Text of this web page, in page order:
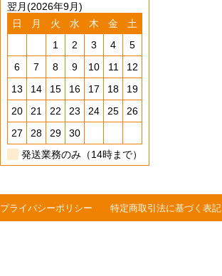
翌月(2026年9月)
日
月 火 水 木 金
土
1
2 3 4
5
6
7 8 9 10 11
12
13
14 15 16 17 18
19
20
21 22 23 24 25
26
27
28 29
30
発送業務のみ（14時まで）
プライバシーポリシー 特定商取引法に基づく表記